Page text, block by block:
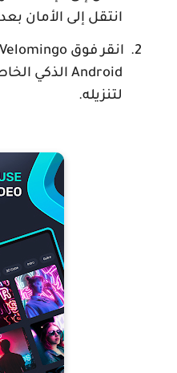
انتقل إلى الأمان
2. انقر فوق Velomingo
Android الذكي
لتنزيله.